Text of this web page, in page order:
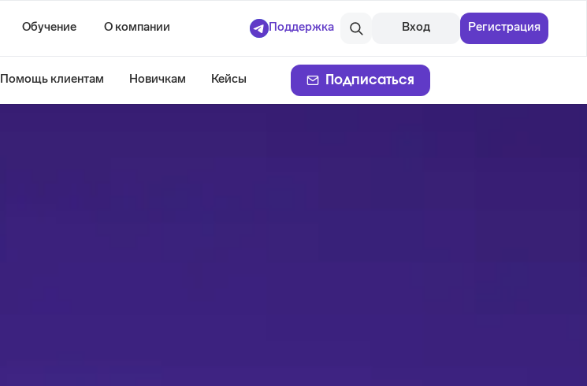
Обучение О компании Поддержка Вход Регистрация
Помощь клиентам Новичкам Кейсы Подписаться